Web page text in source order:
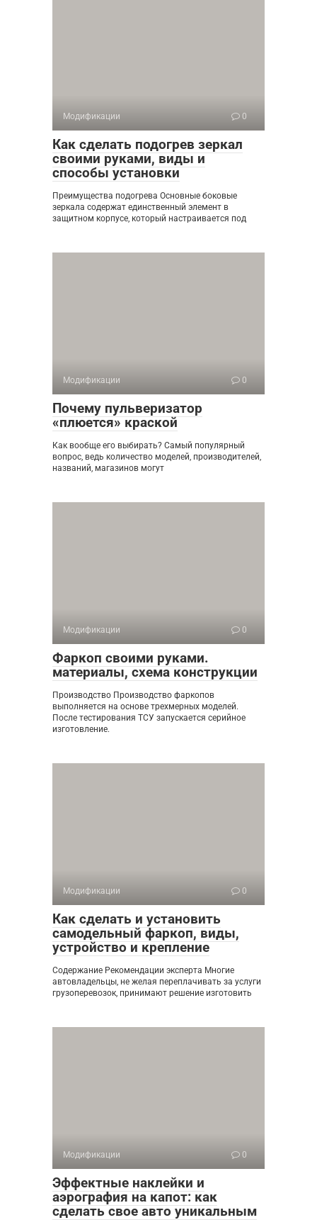
Модификации 0
Как сделать подогрев зеркал
своими руками, виды и
способы установки
Преимущества подогрева Основные боковые
зеркала содержат единственный элемент в
защитном корпусе, который настраивается под
Модификации 0
Почему пульверизатор
«плюется» краской
Как вообще его выбирать? Самый популярный
вопрос, ведь количество моделей, производителей,
названий, магазинов могут
Модификации 0
Фаркоп своими руками.
материалы, схема конструкции
Производство Производство фаркопов
выполняется на основе трехмерных моделей.
После тестирования ТСУ запускается серийное
изготовление.
Модификации 0
Как сделать и установить
самодельный фаркоп, виды,
устройство и крепление
Содержание Рекомендации эксперта Многие
автовладельцы, не желая переплачивать за услуги
грузоперевозок, принимают решение изготовить
Модификации 0
Эффектные наклейки и
аэрография на капот: как
сделать свое авто уникальным